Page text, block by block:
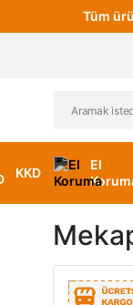
Tüm
KKD
El